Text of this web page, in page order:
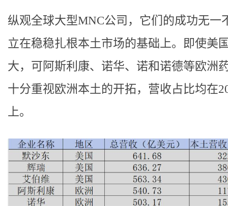
纵观全球大型MNC公司，它们的成功无一
立在稳稳扎根本土市场的基础上。即使美
大，可阿斯利康、诺华、诺和诺德等欧洲
十分重视欧洲本土的开拓，营收占比均在
上。